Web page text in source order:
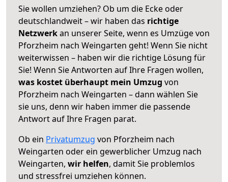
Sie wollen umziehen? Ob um die Ecke oder
deutschlandweit – wir haben das richtige
Netzwerkan unserer Seite, wenn es Umzüge von
Pforzheim nach Weingarten geht! Wenn Sie nicht
weiterwissen – haben wir die richtige Lösung für
Sie! Wenn Sie Antworten auf Ihre Fragen wollen,
was kostet überhaupt mein Umzug von
Pforzheim nach Weingarten – dann wählen Sie
sie uns, denn wir haben immer die passende
Antwort auf Ihre Fragen parat.
Ob ein Privatumzug von Pforzheim nach
Weingarten oder ein gewerblicher Umzug nach
Weingarten, wir helfen, damit Sie problemlos
und stressfrei umziehen können.